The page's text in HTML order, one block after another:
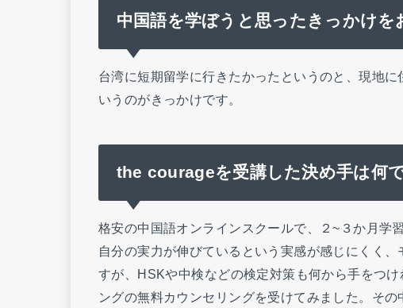
中国語を学ぼうと思ったきっかけを
台湾に短期留学に行きたかったというのと、現地
いうのがきっかけです。
the courageを受講した決め手は何
格安の中国語オンラインスクールで、２~３か月学
自分の実力が伸びているという実感が感じにくく
すが、HSKや中検などの検定対策も何から手をつ
ングの無料カウンセリングを受けてみました。その